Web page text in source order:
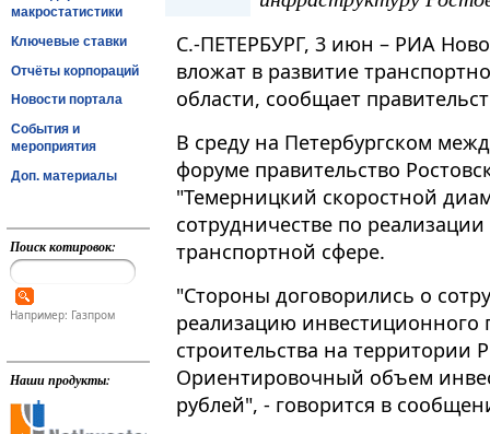
макростатистики
Ключевые ставки
Отчёты корпораций
Новости портала
События и
мероприятия
Доп. материалы
Поиск котировок:
Например: Газпром
Наши продукты:
С.-ПЕТЕРБУРГ, 3 июн – РИА
вложат в развитие
области, сообщает
В среду на Петербургском
форуме правительство
"Темерницкий скоростной
сотрудничестве по
транспортной сфере.
"Стороны договорились о
реализацию инвестиционного
строительства на территории
Ориентировочный объем
рублей", - говорится в